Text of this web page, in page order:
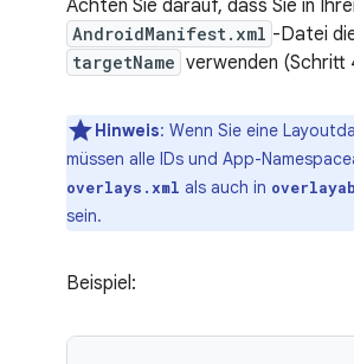
Achten Sie darauf, dass Sie in
AndroidManifest.xml -Datei
targetName verwenden (Schritt
Hinweis: Wenn Sie eine
müssen alle IDs und App-
overlays.xml als auch in
sein.
Beispiel: